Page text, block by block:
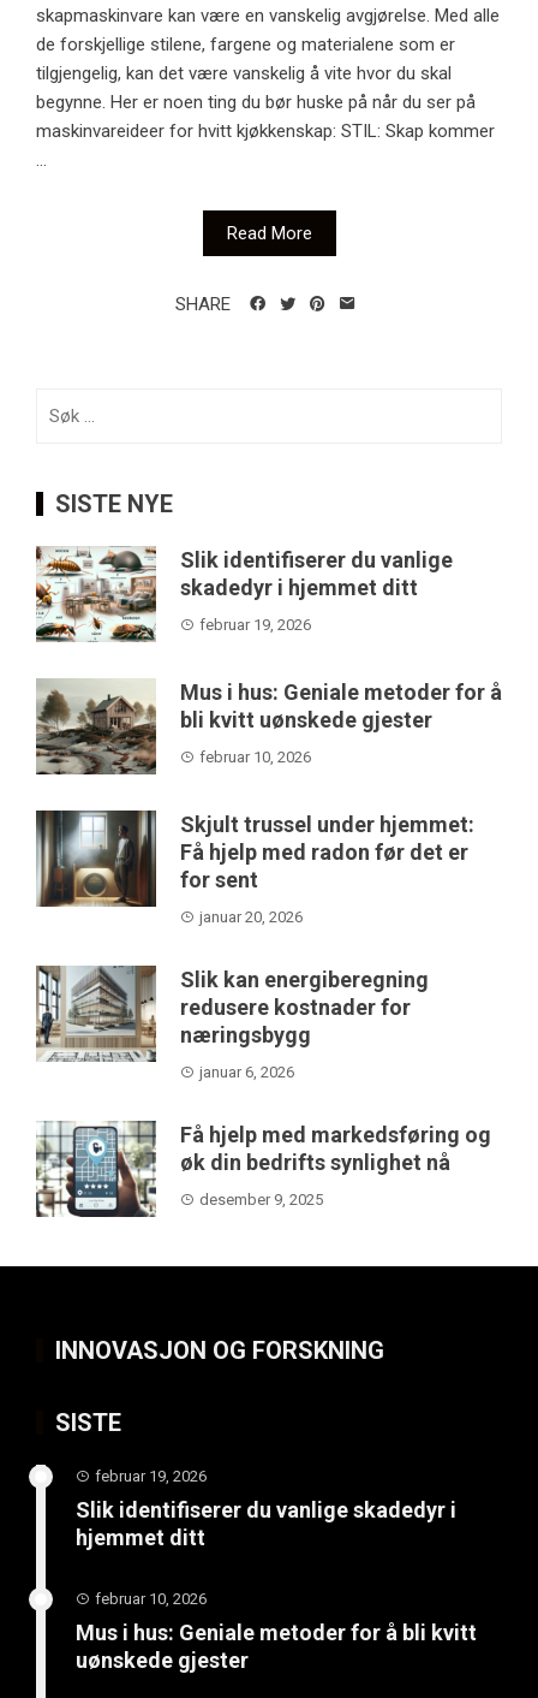
skapmaskinvare kan være en vanskelig avgjørelse. Med alle
de forskjellige stilene, fargene og materialene som er
tilgjengelig, kan det være vanskelig å vite hvor du skal
begynne. Her er noen ting du bør huske på når du ser på
maskinvareideer for hvitt kjøkkenskap: STIL: Skap kommer
...
Read More
SHARE
etter:
SISTE NYE
Slik identifiserer du vanlige
skadedyr i hjemmet ditt
februar 19, 2026
Mus i hus: Geniale metoder for å
bli kvitt uønskede gjester
februar 10, 2026
Skjult trussel under hjemmet:
Få hjelp med radon før det er
for sent
januar 20, 2026
Slik kan energiberegning
redusere kostnader for
næringsbygg
januar 6, 2026
Få hjelp med markedsføring og
øk din bedrifts synlighet nå
desember 9, 2025
INNOVASJON OG FORSKNING
SISTE
februar 19, 2026
Slik identifiserer du vanlige skadedyr i
hjemmet ditt
februar 10, 2026
Mus i hus: Geniale metoder for å bli kvitt
uønskede gjester